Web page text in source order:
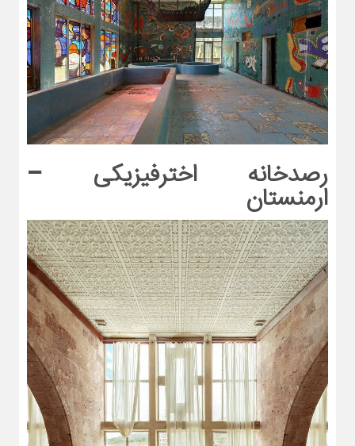
رصدخانه اخترفیزیکی –
ارمنستان